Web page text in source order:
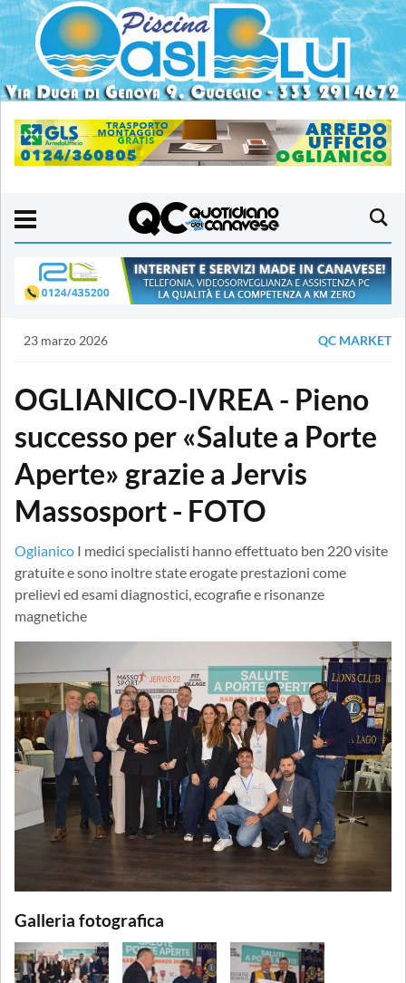
23 marzo 2026 QC MARKET
OGLIANICO-IVREA - Pieno
successo per «Salute a Porte
Aperte» grazie a Jervis
Massosport - FOTO
Oglianico I medici specialisti hanno effettuato ben 220 visite
gratuite e sono inoltre state erogate prestazioni come
prelievi ed esami diagnostici, ecografie e risonanze
magnetiche
Galleria fotografica